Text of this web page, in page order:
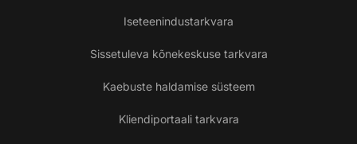
Iseteenindustarkvara
Sissetuleva kõnekeskuse tarkvara
Kaebuste haldamise süsteem
Kliendiportaali tarkvara